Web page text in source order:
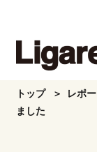
content
トップ レポ
ました